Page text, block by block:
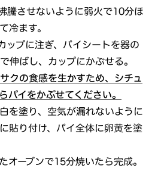
騰させないように弱火で10分ほ
冷ます。
ップに注ぎ、パイシートを器の
伸ばし、カップにかぶせる。
クの食感を生かすため、シチュ
パイをかぶせてください。
を塗り、空気が漏れないように
貼り付け、パイ全体に卵黄を塗
オーブンで15分焼いたら完成。